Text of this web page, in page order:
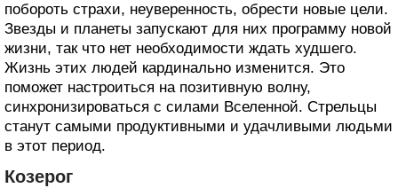
побороть страхи, неуверенность, обрести новые цели.
Звезды и планеты запускают для них программу новой
жизни, так что нет необходимости ждать худшего.
Жизнь этих людей кардинально изменится. Это
поможет настроиться на позитивную волну,
синхронизироваться с силами Вселенной. Стрельцы
станут самыми продуктивными и удачливыми людьми
в этот период.
Козерог